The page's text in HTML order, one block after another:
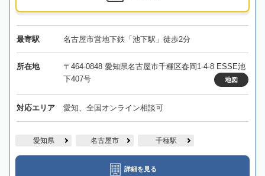
最寄駅 名古屋市営地下鉄「池下駅」徒歩2分
所在地
〒464-0848 愛知県名古屋市千種区春岡1-4-8 ESSE池
下407号
地図
対応エリア 愛知、全国オンライン相談可
愛知県 名古屋市 千種駅
詳細を見る